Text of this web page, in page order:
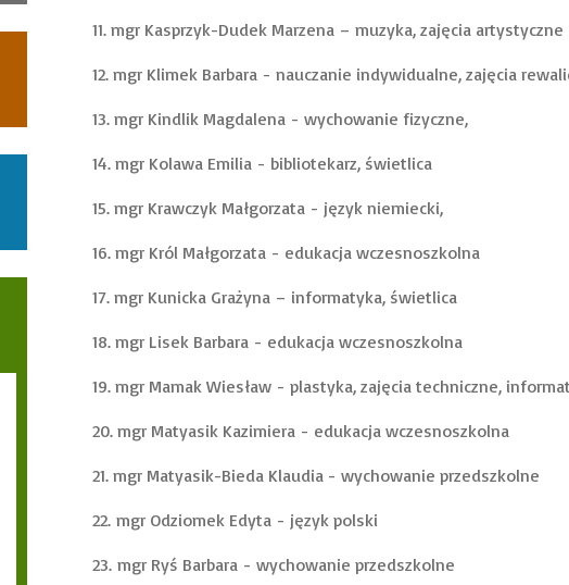
11. mgr Kasprzyk-Dudek Marzena – muzyka, zajęcia artystyczne
12. mgr Klimek Barbara - nauczanie indywidualne, zajęcia
13. mgr Kindlik Magdalena - wychowanie fizyczne,
14. mgr Kolawa Emilia - bibliotekarz, świetlica
15. mgr Krawczyk Małgorzata - język niemiecki,
16. mgr Król Małgorzata - edukacja wczesnoszkolna
17. mgr Kunicka Grażyna – informatyka, świetlica
18. mgr Lisek Barbara - edukacja wczesnoszkolna
19. mgr Mamak Wiesław - plastyka, zajęcia techniczne,
20. mgr Matyasik Kazimiera - edukacja wczesnoszkolna
21. mgr Matyasik-Bieda Klaudia - wychowanie przedszkolne
22. mgr Odziomek Edyta - język polski
23. mgr Ryś Barbara - wychowanie przedszkolne